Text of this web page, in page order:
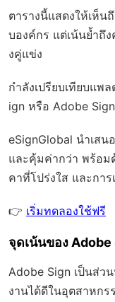
ตารางนี้แสดงให้เห็น
บองค์กร แต่เน้นย้ำถึ
งคู่แข่ง
กำลังเปรียบเทียบแพ
ign หรือ Adobe
eSignGlobal นำเสน
และคุ้มค่ากว่า พร้อม
คาที่โปร่งใส และการ
👉 เริ่มทดลองใช้ฟรี
จุดเน้นของ Adobe
Adobe Sign เป็นส่ว
งานได้ดีในอุตสาหกร